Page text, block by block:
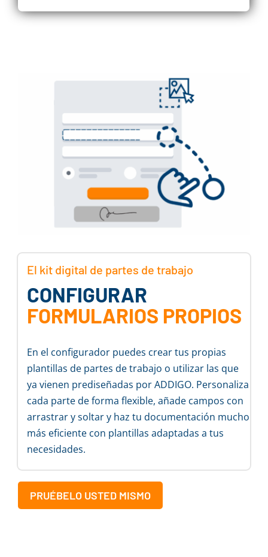
El kit digital de partes de trabajo
CONFIGURAR
FORMULARIOS PROPIOS
En el configurador puedes crear tus propias
plantillas de partes de trabajo o utilizar las que
ya vienen prediseñadas por ADDIGO. Personaliza
cada parte de forma flexible, añade campos con
arrastrar y soltar y haz tu documentación mucho
más eficiente con plantillas adaptadas a tus
necesidades.
PRUÉBELO USTED MISMO